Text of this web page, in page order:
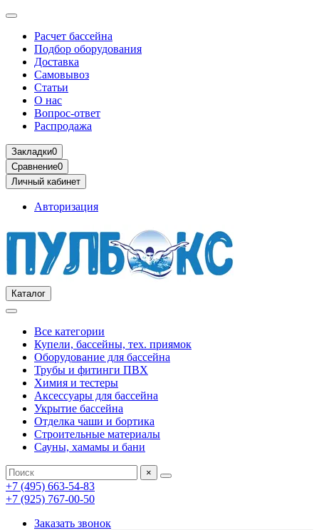
Расчет бассейна
Подбор оборудования
Доставка
Самовывоз
Статьи
О нас
Вопрос-ответ
Распродажа
Закладки0
Сравнение0
Личный кабинет
Авторизация
Каталог
Все категории
Купели, бассейны, тех. приямок
Оборудование для бассейна
Трубы и фитинги ПВХ
Химия и тестеры
Аксессуары для бассейна
Укрытие бассейна
Отделка чаши и бортика
Строительные материалы
Сауны, хамамы и бани
×
+7 (495) 663-54-83
+7 (925) 767-00-50
Заказать звонок